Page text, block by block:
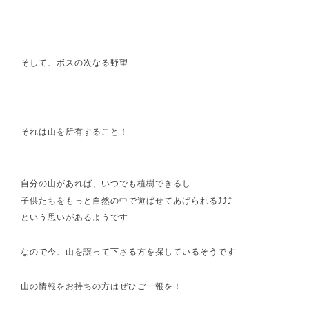
そして、ボスの次なる野望
それは山を所有すること！
自分の山があれば、いつでも植樹できるし
子供たちをもっと自然の中で遊ばせてあげられる⤴⤴⤴
という思いがあるようです
なので今、山を譲って下さる方を探しているそうです
山の情報をお持ちの方はぜひご一報を！